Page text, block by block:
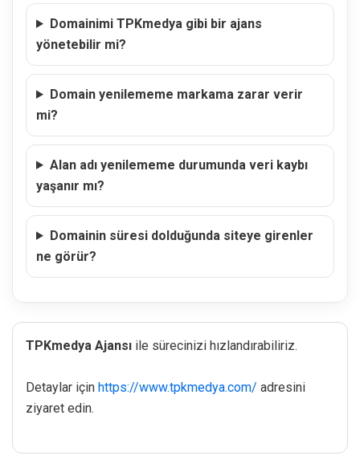
Domainimi TPKmedya gibi bir ajans
yönetebilir mi?
Domain yenilememe markama zarar verir
mi?
Alan adı yenilememe durumunda veri kaybı
yaşanır mı?
Domainin süresi dolduğunda siteye girenler
ne görür?
TPKmedya Ajansı ile sürecinizi hızlandırabiliriz.
Detaylar için https://www.tpkmedya.com/ adresini
ziyaret edin.